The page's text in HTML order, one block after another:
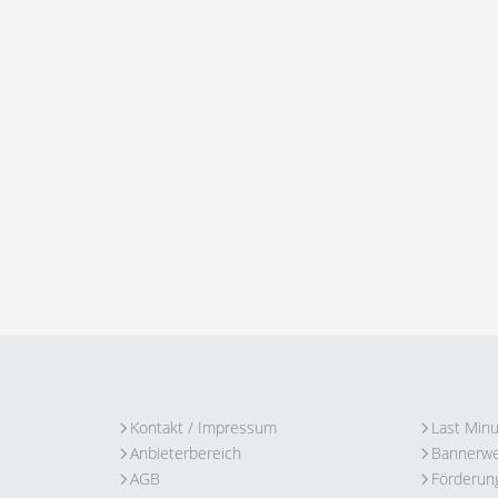
Kontakt / Impressum
Anbieterbereich
AGB
Last